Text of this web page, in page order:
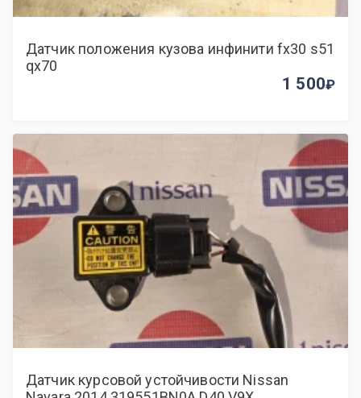
Датчик положения кузова инфинити fx30 s51
qx70
1 500
Датчик курсовой устойчивости Nissan